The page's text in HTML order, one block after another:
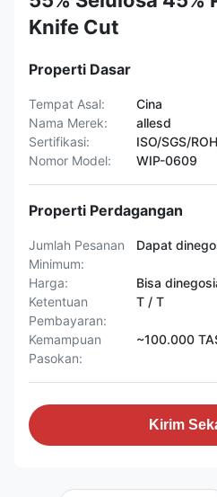
Knife Cut
Properti Dasar
Tempat Asal:
Cina
Nama Merek:
allesd
Sertifikasi:
ISO/SGS/
Nomor Model:
WIP-0609
Properti Perdagangan
Jumlah Pesanan
Minimum:
Dapat
Harga:
Bisa
Ketentuan
Pembayaran:
T / T
Kemampuan
Pasokan:
~100.000
Kirim